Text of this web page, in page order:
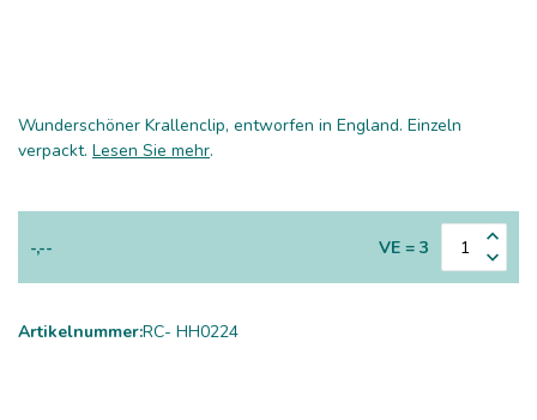
Wunderschöner Krallenclip, entworfen in England. Einzeln
verpackt. Lesen Sie mehr.
-,-- VE = 3
Artikelnummer:RC- HH0224